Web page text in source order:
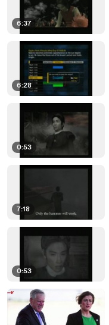
6:37
6:28
0:53
7:18
0:53